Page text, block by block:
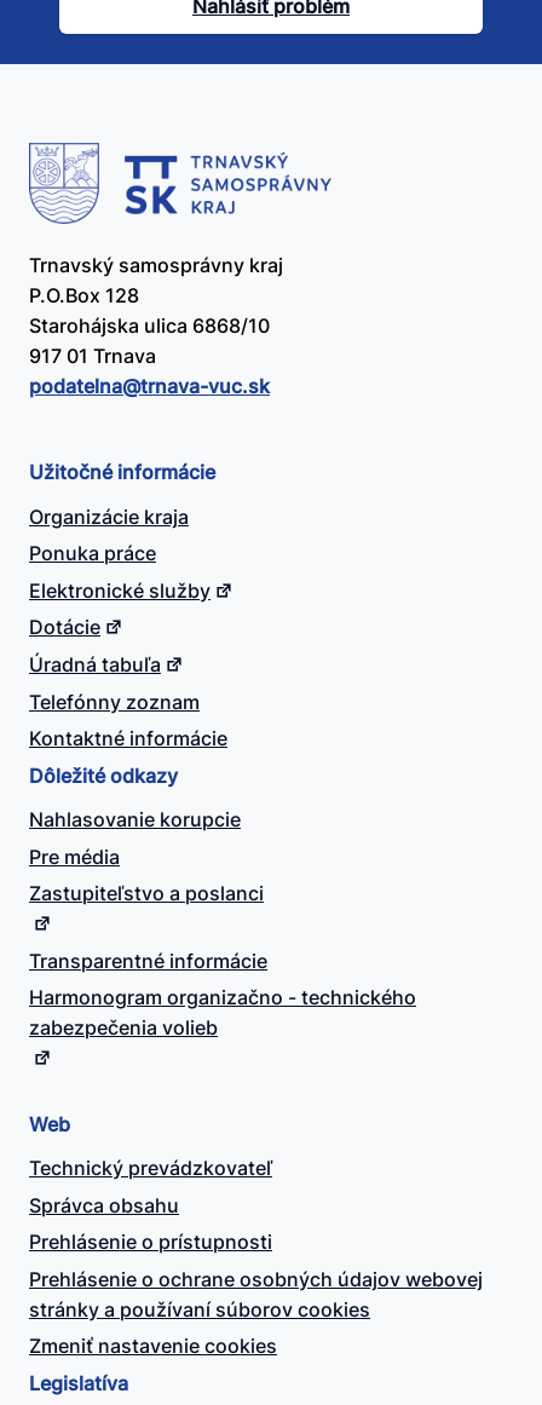
užitočný?
Nahlásiť problém
Trnavský samosprávny kraj
P.O.Box 128
Starohájska ulica 6868/10
917 01 Trnava
podatelna@​trnava-vuc.sk
Užitočné informácie
Organizácie kraja
Ponuka práce
Elektronické služby
Dotácie
Úradná tabuľa
Telefónny zoznam
Kontaktné informácie
Dôležité odkazy
Nahlasovanie korupcie
Pre média
Zastupiteľstvo a poslanci
Transparentné informácie
Harmonogram organizačno - technického
zabezpečenia volieb
Web
Technický prevádzkovateľ
Správca obsahu
Prehlásenie o prístupnosti
Prehlásenie o ochrane osobných údajov webovej
stránky a používaní súborov cookies
Zmeniť nastavenie cookies
Legislatíva